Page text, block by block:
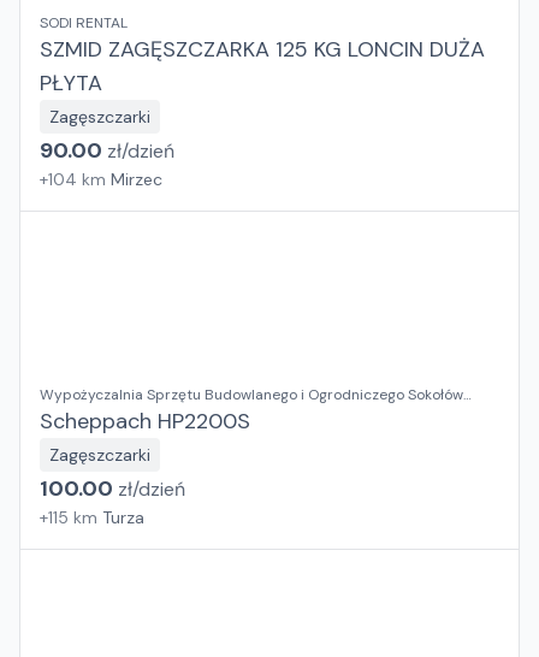
SODI RENTAL
SZMID ZAGĘSZCZARKA 125 KG LONCIN DUŻA
PŁYTA
Zagęszczarki
90.00 zł/dzień
+104 km Mirzec
Wypożyczalnia Sprzętu Budowlanego i Ogrodniczego Sokołów
Małopolski
Scheppach HP2200S
Zagęszczarki
100.00 zł/dzień
+115 km Turza